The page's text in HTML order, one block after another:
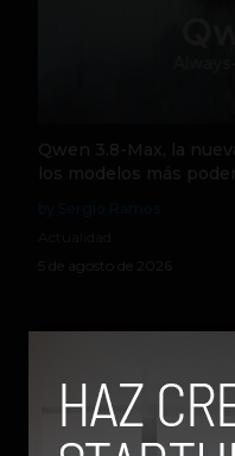
Qwen 3.8-Max, la
los modelos más
5 de agosto de 2026